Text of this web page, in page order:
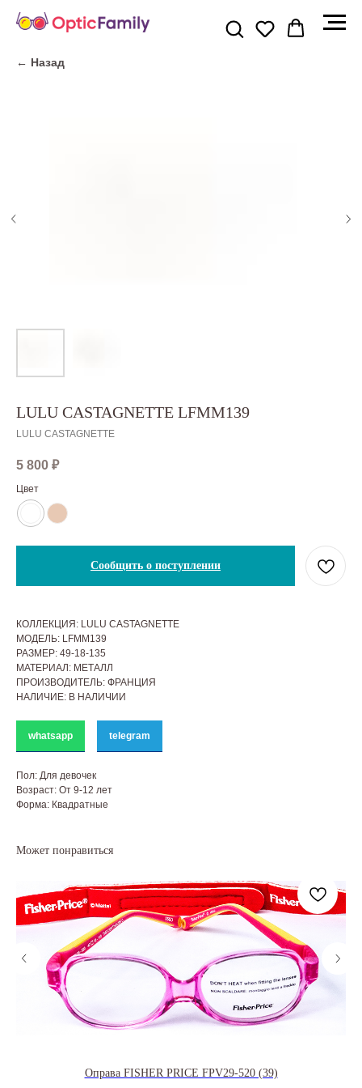
← Назад
LULU CASTAGNETTE LFMM139
LULU CASTAGNETTE
5 800 ₽
Цвет
Сообщить о поступлении
КОЛЛЕКЦИЯ: LULU CASTAGNETTE
МОДЕЛЬ: LFMM139
РАЗМЕР: 49-18-135
МАТЕРИАЛ: МЕТАЛЛ
ПРОИЗВОДИТЕЛЬ: ФРАНЦИЯ
НАЛИЧИЕ: В НАЛИЧИИ
whatsapp telegram
Пол: Для девочек
Возраст: От 9-12 лет
Форма: Квадратные
Может понравиться
Оправа FISHER PRICE FPV29-520 (39)